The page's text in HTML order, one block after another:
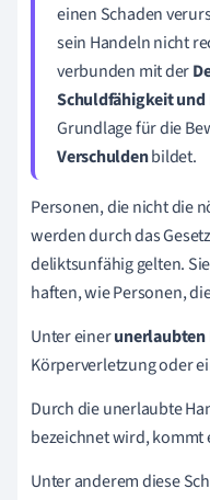
einen Schaden
sein Handeln nicht
verbunden mit der
Schuldfähigkeit
Grundlage für die
Verschuldenbildet.
Personen, die nicht die
werden durch das
deliktsunfähig gelten.
haften, wie Personen,
Unter einer
Körperverletzung oder
Durch die unerlaubte
bezeichnet wird, kommt
Unter anderem diese